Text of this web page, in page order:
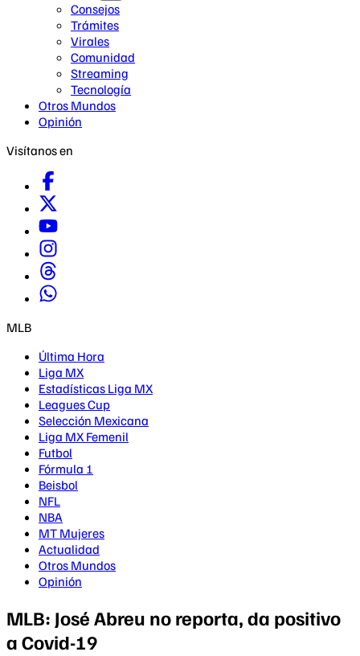
Consejos
Trámites
Virales
Comunidad
Streaming
Tecnología
Otros Mundos
Opinión
Visítanos en
MLB
Última Hora
Liga MX
Estadísticas Liga MX
Leagues Cup
Selección Mexicana
Liga MX Femenil
Futbol
Fórmula 1
Beisbol
NFL
NBA
MT Mujeres
Actualidad
Otros Mundos
Opinión
MLB: José Abreu no reporta, da positivo
a Covid-19